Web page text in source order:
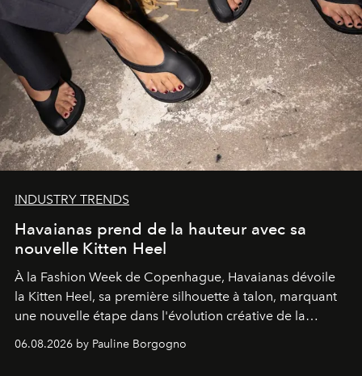
INDUSTRY TRENDS
Havaianas prend de la hauteur avec sa
nouvelle Kitten Heel
À la Fashion Week de Copenhague, Havaianas dévoile
la Kitten Heel, sa première silhouette à talon, marquant
une nouvelle étape dans l'évolution créative de la
06.08.2026 by Pauline Borgogno